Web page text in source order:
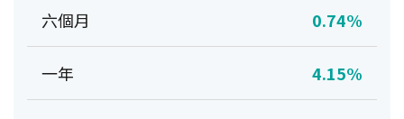
六個月 0.74%
一年 4.15%